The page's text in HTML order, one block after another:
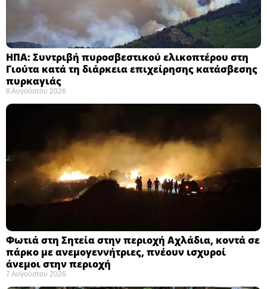
ΗΠΑ: Συντριβή πυροσβεστικού ελικοπτέρου στη
Γιούτα κατά τη διάρκεια επιχείρησης κατάσβεσης
πυρκαγιάς ​
8 Αυγούστου 2026
Φωτιά στη Σητεία στην περιοχή Αχλάδια, κοντά σε
πάρκο με ανεμογεννήτριες, πνέουν ισχυροί
άνεμοι στην περιοχή
7 Αυγούστου 2026